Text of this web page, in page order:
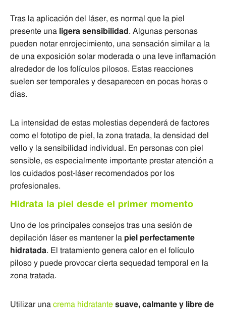
Tras la aplicación del láser, es normal que la piel
presente una ligera sensibilidad. Algunas personas
pueden notar enrojecimiento, una sensación similar a la
de una exposición solar moderada o una leve inflamación
alrededor de los folículos pilosos. Estas reacciones
suelen ser temporales y desaparecen en pocas horas o
días.
La intensidad de estas molestias dependerá de factores
como el fototipo de piel, la zona tratada, la densidad del
vello y la sensibilidad individual. En personas con piel
sensible, es especialmente importante prestar atención a
los cuidados post-láser recomendados por los
profesionales.
Hidrata la piel desde el primer momento
Uno de los principales consejos tras una sesión de
depilación láser es mantener la piel perfectamente
hidratada. El tratamiento genera calor en el folículo
piloso y puede provocar cierta sequedad temporal en la
zona tratada.
Utilizar unacrema hidratantesuave, calmante y libre de